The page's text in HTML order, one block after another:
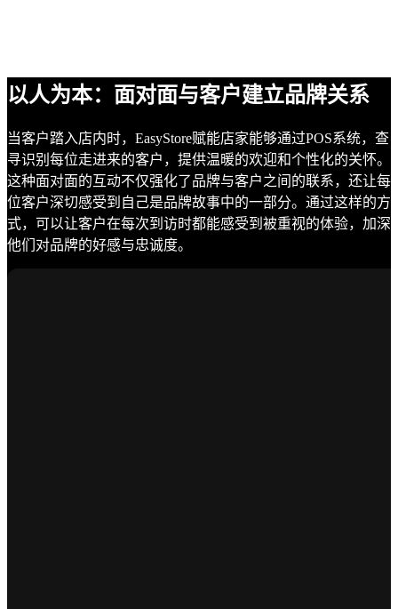
以人为本：面对面与客户建立品牌关系
当客户踏入店内时，EasyStore赋能店家能够通过POS系统，查
寻识别每位走进来的客户，提供温暖的欢迎和个性化的关怀。
这种面对面的互动不仅强化了品牌与客户之间的联系，还让每
位客户深切感受到自己是品牌故事中的一部分。通过这样的方
式，可以让客户在每次到访时都能感受到被重视的体验，加深
他们对品牌的好感与忠诚度。